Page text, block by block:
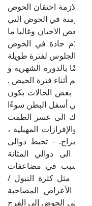
متلازمة احتقان الحوض
مزمنة في الحوض التي
سنوات في بعض الاحيان وغالبا ما
ألآلام حادة في الحوض
او الجلوس لفترة طويلة
أيضًا بالدورة الشهرية و
الألم أثناء فترة الحيض .
في بعض الحالات يكون
في أسفل البطن سوءًا
ذلك الى عسر الطمث
والإفرازات المهبلية ،
المزاج. - تحيط دوالي
الى دوالي المثانة
ان تتسبب في مضاعفات
مثل كثرة التبول /
الأعراض المصاحبة
دوالي الحوض إلى الفرج